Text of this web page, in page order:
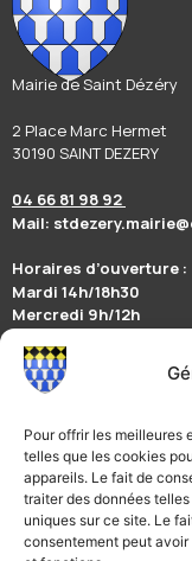
Pour offrir les meilleures
telles que les cookies
appareils. Le fait de
traiter des données
uniques sur ce site. Le
consentement peut
Mairie de Saint Dézéry
2 Place Marc Hermet
30190 SAINT DEZERY
04 66 81 98 92
Mail:
Horaires d’ouverture :
Mardi 14h/18h30
Mercredi 9h/12h
Vendredi 9h/12h
Restez informés en